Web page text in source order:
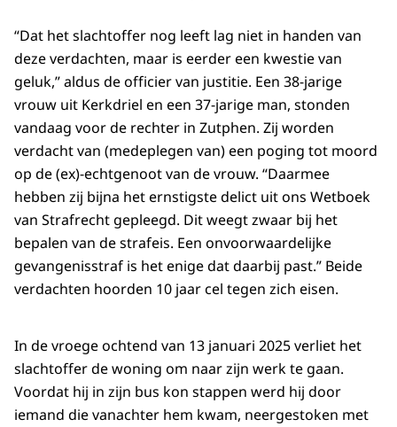
“Dat het slachtoffer nog leeft lag niet in handen van
deze verdachten, maar is eerder een kwestie van
geluk,” aldus de officier van justitie. Een 38-jarige
vrouw uit Kerkdriel en een 37-jarige man, stonden
vandaag voor de rechter in Zutphen. Zij worden
verdacht van (medeplegen van) een poging tot moord
op de (ex)-echtgenoot van de vrouw. “Daarmee
hebben zij bijna het ernstigste delict uit ons Wetboek
van Strafrecht gepleegd. Dit weegt zwaar bij het
bepalen van de strafeis. Een onvoorwaardelijke
gevangenisstraf is het enige dat daarbij past.” Beide
verdachten hoorden 10 jaar cel tegen zich eisen.
In de vroege ochtend van 13 januari 2025 verliet het
slachtoffer de woning om naar zijn werk te gaan.
Voordat hij in zijn bus kon stappen werd hij door
iemand die vanachter hem kwam, neergestoken met